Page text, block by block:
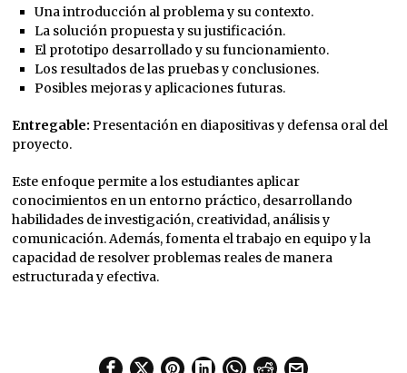
Una introducción al problema y su contexto.
La solución propuesta y su justificación.
El prototipo desarrollado y su funcionamiento.
Los resultados de las pruebas y conclusiones.
Posibles mejoras y aplicaciones futuras.
Entregable: Presentación en diapositivas y defensa oral del
proyecto.
Este enfoque permite a los estudiantes aplicar
conocimientos en un entorno práctico, desarrollando
habilidades de investigación, creatividad, análisis y
comunicación. Además, fomenta el trabajo en equipo y la
capacidad de resolver problemas reales de manera
estructurada y efectiva.